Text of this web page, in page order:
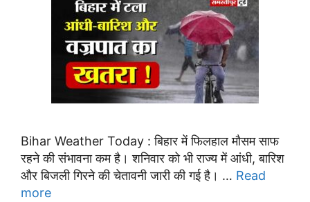
Bihar Weather Today : बिहार में फिलहाल मौसम साफ
रहने की संभावना कम है। शनिवार को भी राज्य में आंधी, बारिश
और बिजली गिरने की चेतावनी जारी की गई है। … Read
more